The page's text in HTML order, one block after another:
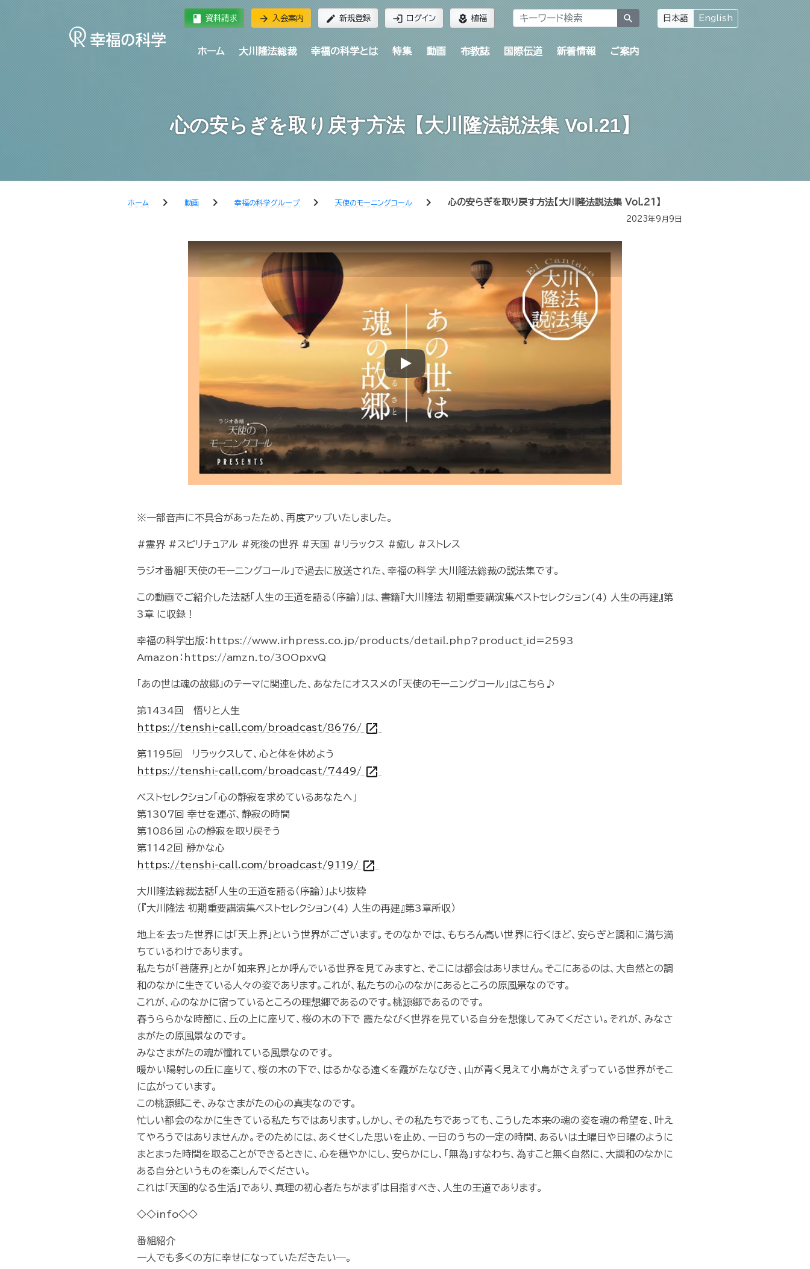
book 資料請求 arrow_forward 入会案内 edit 新規登録 login ログイン local_florist 植福 search 日本語 English
ホーム 大川隆法総裁 幸福の科学とは 特集 動画 布教誌 国際伝道 新着情報 ご案内
心の安らぎを取り戻す方法【大川隆法説法集 Vol.21】
ホーム chevron_right 動画 chevron_right 幸福の科学グループ chevron_right 天使のモーニングコール chevron_right 心の安らぎを取り戻す方法【大川隆法説法集 Vol.21】
2023年9月9日
Play
※一部音声に不具合があったため、再度アップいたしました。
#霊界 #スピリチュアル #死後の世界 #天国 #リラックス #癒し #ストレス
ラジオ番組「天使のモーニングコール」で過去に放送された、幸福の科学 大川隆法総裁の説法集です。
この動画でご紹介した法話「人生の王道を語る（序論）」は、書籍『大川隆法 初期重要講演集ベストセレクション(4) 人生の再建』第
3章 に収録！
幸福の科学出版：https://www.irhpress.co.jp/products/detail.php?product_id=2593
Amazon：https://amzn.to/3OOpxvQ
「あの世は魂の故郷」のテーマに関連した、あなたにオススメの「天使のモーニングコール」はこちら♪
第1434回 悟りと人生
https://tenshi-call.com/broadcast/8676/ open_in_new
第1195回 リラックスして、心と体を休めよう
https://tenshi-call.com/broadcast/7449/ open_in_new
ベストセレクション「心の静寂を求めているあなたへ」
第1307回 幸せを運ぶ、静寂の時間
第1086回 心の静寂を取り戻そう
第1142回 静かな心
https://tenshi-call.com/broadcast/9119/ open_in_new
大川隆法総裁法話「人生の王道を語る（序論）」より抜粋
（『大川隆法 初期重要講演集ベストセレクション(4) 人生の再建』第3章所収）
地上を去った世界には「天上界」という世界がございます。そのなかでは、もちろん高い世界に行くほど、安らぎと調和に満ち満
ちているわけであります。
私たちが「菩薩界」とか「如来界」とか呼んでいる世界を見てみますと、そこには都会はありません。そこにあるのは、大自然との調
和のなかに生きている人々の姿であります。これが、私たちの心のなかにあるところの原風景なのです。
これが、心のなかに宿っているところの理想郷であるのです。桃源郷であるのです。
春うららかな時節に、丘の上に座りて、桜の木の下で 霞たなびく世界を見ている自分を想像してみてください。それが、みなさ
まがたの原風景なのです。
みなさまがたの魂が憧れている風景なのです。
暖かい陽射しの丘に座りて、桜の木の下で、はるかなる遠くを霞がたなびき、山が青く見えて小鳥がさえずっている世界がそこ
に広がっています。
この桃源郷こそ、みなさまがたの心の真実なのです。
忙しい都会のなかに生きている私たちではあります。しかし、その私たちであっても、こうした本来の魂の姿を魂の希望を、叶え
てやろうではありませんか。そのためには、あくせくした思いを止め、一日のうちの一定の時間、あるいは土曜日や日曜のように
まとまった時間を取ることができるときに、心を穏やかにし、安らかにし、「無為」すなわち、為すこと無く自然に、大調和のなかに
ある自分というものを楽しんでください。
これは「天国的なる生活」であり、真理の初心者たちがまずは目指すべき、人生の王道であります。
◇◇info◇◇
番組紹介
一人でも多くの方に幸せになっていただきたい―。